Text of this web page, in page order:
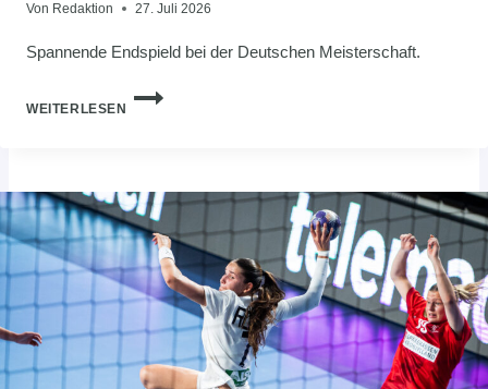
Von Redaktion 27. Juli 2026
Spannende Endspield bei der Deutschen Meisterschaft.
WEITERLESEN
BRÜDER
KÖLN
SETZEN
SICH
DIE
BEACH-